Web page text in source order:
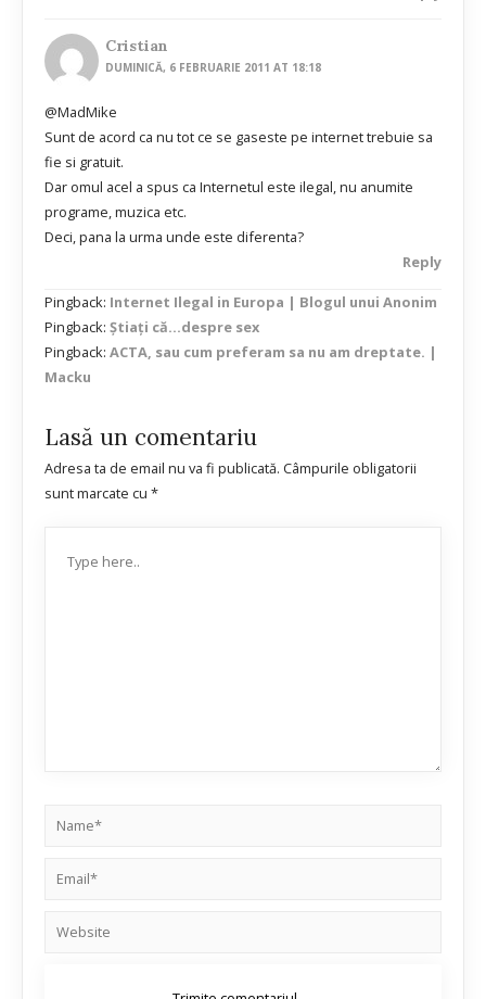
Cristian
DUMINICĂ, 6 FEBRUARIE 2011 AT 18:18
@MadMike
Sunt de acord ca nu tot ce se gaseste pe internet trebuie sa
fie si gratuit.
Dar omul acel a spus ca Internetul este ilegal, nu anumite
programe, muzica etc.
Deci, pana la urma unde este diferenta?
Reply
Pingback: Internet Ilegal in Europa | Blogul unui Anonim
Pingback: Ştiaţi că…despre sex
Pingback: ACTA, sau cum preferam sa nu am dreptate. |
Macku
Lasă un comentariu
Adresa ta de email nu va fi publicată. Câmpurile obligatorii
sunt marcate cu *